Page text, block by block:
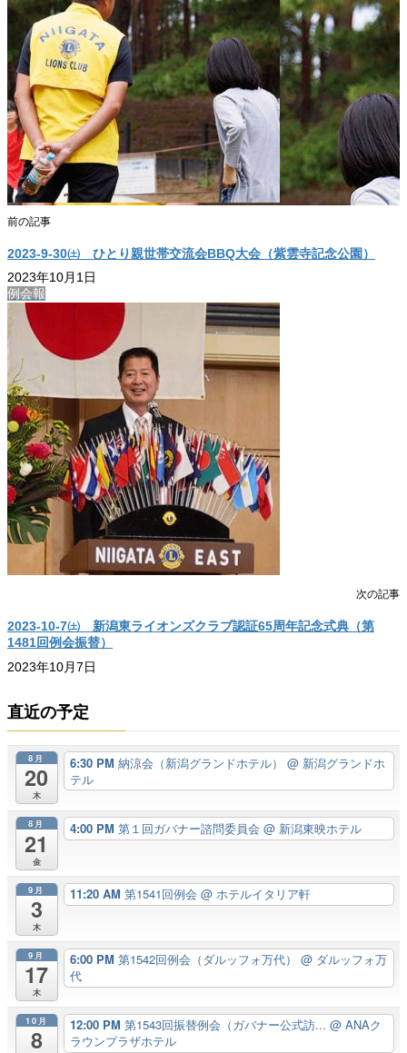
前の記事
2023-9-30㈯ ひとり親世帯交流会BBQ大会（紫雲寺記念公園）
2023年10月1日
例会報
次の記事
2023-10-7㈯ 新潟東ライオンズクラブ認証65周年記念式典（第
1481回例会振替）
2023年10月7日
直近の予定
8月
20
木
6:30 PM 納涼会（新潟グランドホテル） @ 新潟グランドホ
テル
8月
21
金
4:00 PM 第１回ガバナー諮問委員会 @ 新潟東映ホテル
9月
3
木
11:20 AM 第1541回例会 @ ホテルイタリア軒
9月
17
木
6:00 PM 第1542回例会（ダルッフォ万代） @ ダルッフォ万
代
10月
8
12:00 PM 第1543回振替例会（ガバナー公式訪... @ ANAク
ラウンプラザホテル